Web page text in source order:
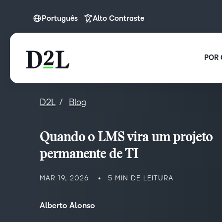
Português
Português
Alto Contraste
POR
D2L Blog
Quando o LMS vira um projeto
permanente de TI
MAR 19, 2026 5 MIN DE LEITURA
Alberto Alonso